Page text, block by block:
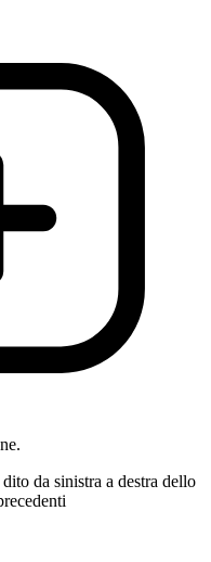
da sinistra a destra dello